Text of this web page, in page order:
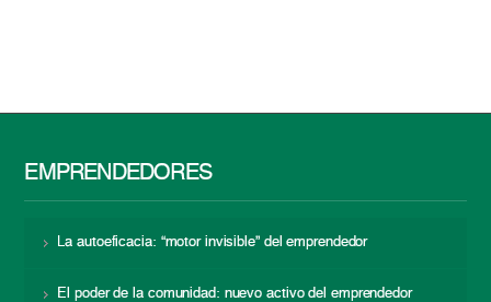
EMPRENDEDORES
La autoeficacia: “motor invisible” del emprendedor
El poder de la comunidad: nuevo activo del emprendedor